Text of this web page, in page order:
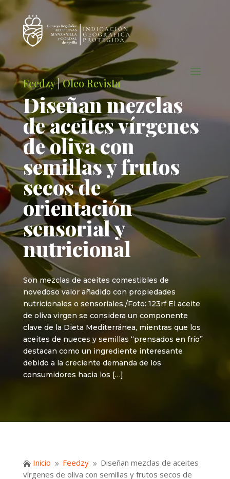
Feedzy|Oleo Revista
Diseñan mezclas
de aceites vírgenes
de oliva con
semillas y frutos
secos de
orientación
sensorial y
nutricional
Son mezclas de aceites comestibles de
novedoso valor añadido con propiedades
nutricionales o sensoriales./Foto: 123rf El aceite
de oliva virgen se considera un componente
clave de la Dieta Mediterránea, mientras que los
aceites de nueces y semillas “prensados ​​en frío”
destacan como un ingrediente interesante
debido a la creciente demanda de los
consumidores hacia los […]
 Inicio 9 Feedzy 9 Diseñan mezclas de aceites
vírgenes de oliva con semillas y frutos secos de